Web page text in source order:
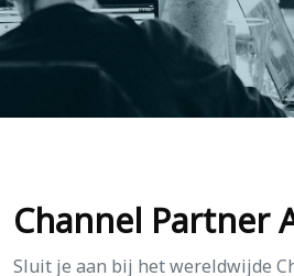
Channel Partner
Sluit je aan bij het wereldwijde